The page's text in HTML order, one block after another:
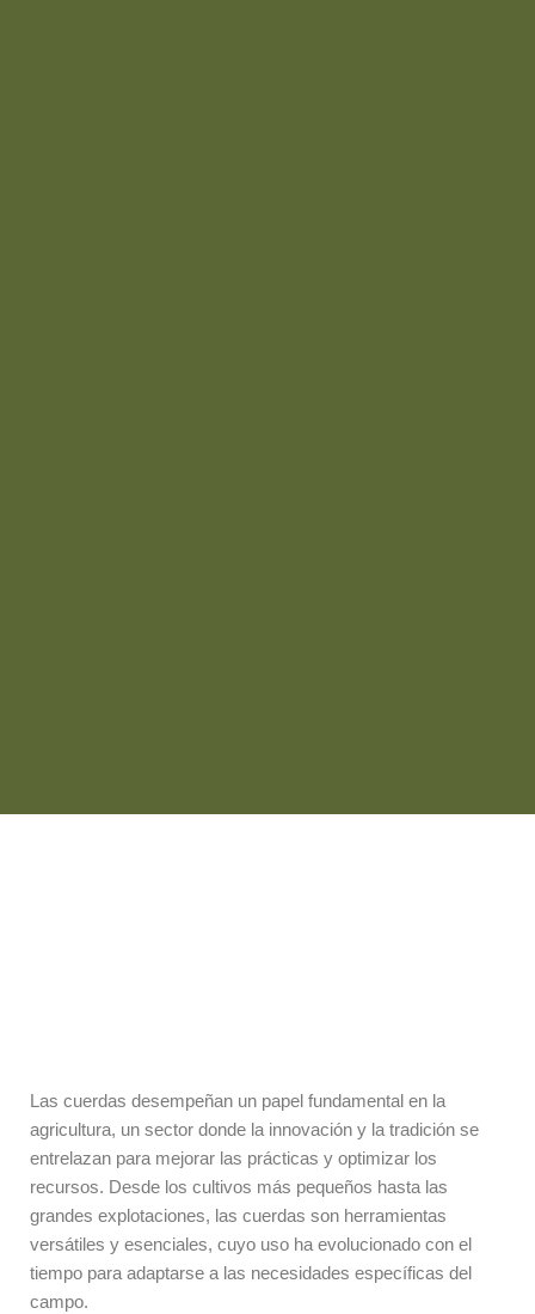
Las cuerdas desempeñan un papel fundamental en la
agricultura, un sector donde la innovación y la tradición se
entrelazan para mejorar las prácticas y optimizar los
recursos. Desde los cultivos más pequeños hasta las
grandes explotaciones, las cuerdas son herramientas
versátiles y esenciales, cuyo uso ha evolucionado con el
tiempo para adaptarse a las necesidades específicas del
campo.